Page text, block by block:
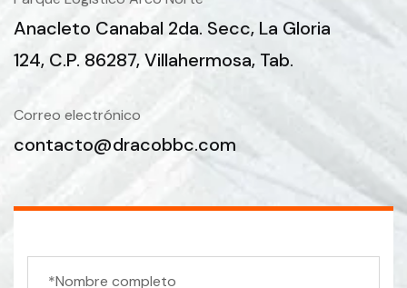
Anacleto Canabal 2da. Secc, La Gloria
124, C.P. 86287, Villahermosa, Tab.
Correo electrónico
contacto@dracobbc.com